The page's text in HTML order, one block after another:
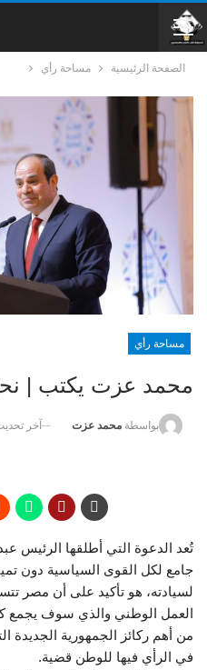
الصفحة الرئيسية مساحة رأي
مساحة رأي
محمد عزت يكتب |
بواسطة محمد عزت آخر
تُعد الدعوة التي أطلقها الرئيس
جامع لكل القوى السياسية دون
لسيادته، هو تأكيد على أن مصر
العمل الوطني والذي سوف يجمع
من أهم ركائز الجمهورية الجديدة
في الرأي فيها للوطن قضية.